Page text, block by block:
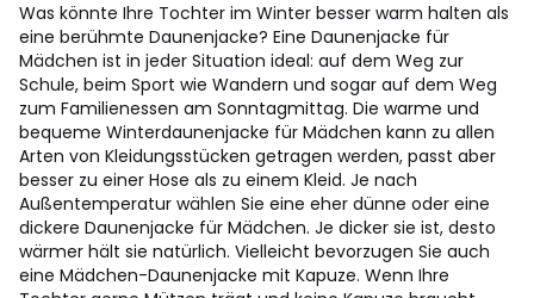
Was könnte Ihre Tochter im Winter besser warm halten als
eine berühmte Daunenjacke? Eine Daunenjacke für
Mädchen ist in jeder Situation ideal: auf dem Weg zur
Schule, beim Sport wie Wandern und sogar auf dem Weg
zum Familienessen am Sonntagmittag. Die warme und
bequeme Winterdaunenjacke für Mädchen kann zu allen
Arten von Kleidungsstücken getragen werden, passt aber
besser zu einer Hose als zu einem Kleid. Je nach
Außentemperatur wählen Sie eine eher dünne oder eine
dickere Daunenjacke für Mädchen. Je dicker sie ist, desto
wärmer hält sie natürlich. Vielleicht bevorzugen Sie auch
eine Mädchen-Daunenjacke mit Kapuze. Wenn Ihre